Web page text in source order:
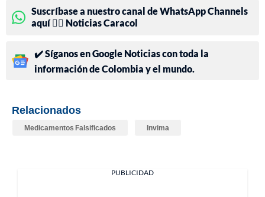
Suscríbase a nuestro canal de WhatsApp Channels
aquí 👉🏻 Noticias Caracol
✔️ Síganos en Google Noticias con toda la
información de Colombia y el mundo.
Relacionados
Medicamentos Falsificados Invima
PUBLICIDAD